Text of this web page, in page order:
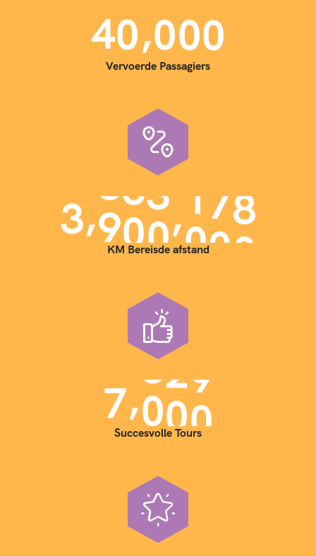
40,000
Vervoerde Passagiers
3,900,000
KM Bereisde afstand
7,000
Succesvolle Tours